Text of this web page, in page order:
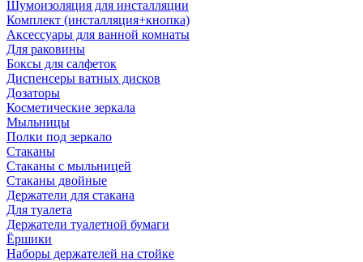
Шумоизоляция для инсталляции
Комплект (инсталляция+кнопка)
Аксессуары для ванной комнаты
Для раковины
Боксы для салфеток
Диспенсеры ватных дисков
Дозаторы
Косметические зеркала
Мыльницы
Полки под зеркало
Стаканы
Стаканы с мыльницей
Стаканы двойные
Держатели для стакана
Для туалета
Держатели туалетной бумаги
Ёршики
Наборы держателей на стойке